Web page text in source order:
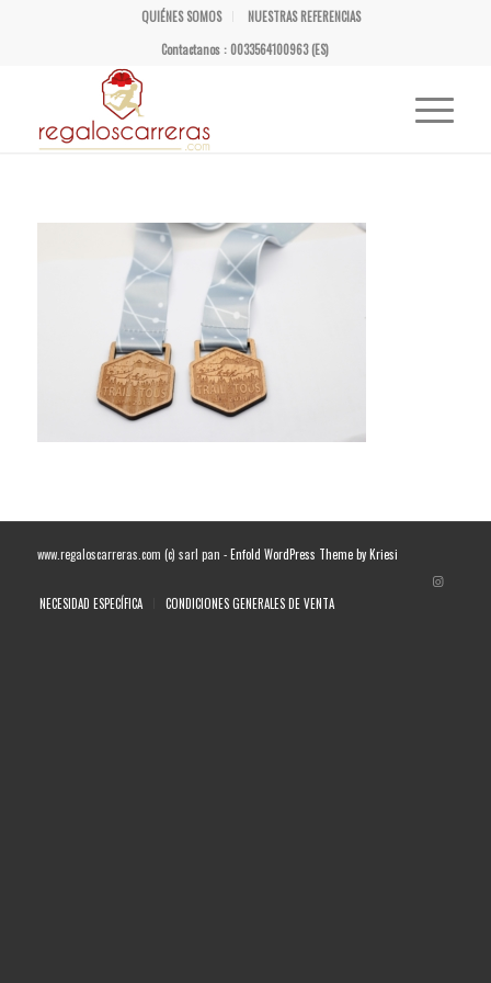
QUIÉNES SOMOS
NUESTRAS REFERENCIAS
Contactanos : 0033564100963 (ES)
www.regaloscarreras.com (c) sarl pan -Enfold WordPress Theme by Kriesi
NECESIDAD ESPECÍFICA CONDICIONES GENERALES DE VENTA